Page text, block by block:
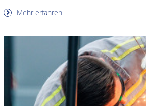
Mehr erfahren